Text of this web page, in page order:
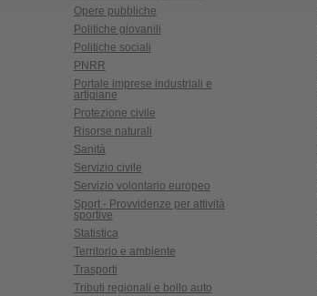
Opere pubbliche
Politiche giovanili
Politiche sociali
PNRR
Portale imprese industriali e
artigiane
Protezione civile
Risorse naturali
Sanità
Servizio civile
Servizio volontario europeo
Sport - Provvidenze per attività
sportive
Statistica
Territorio e ambiente
Trasporti
Tributi regionali e bollo auto